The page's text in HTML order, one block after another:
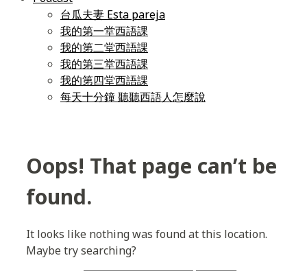
台瓜夫妻 Esta pareja
我的第一堂西語課
我的第二堂西語課
我的第三堂西語課
我的第四堂西語課
每天十分鐘 聽聽西語人怎麼說
Oops! That page can’t be
found.
It looks like nothing was found at this location.
Maybe try searching?